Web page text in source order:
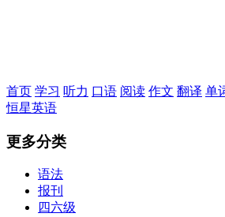
首页 学习 听力 口语 阅读 作文 翻译 单
恒星英语
更多分类
语法
报刊
四六级